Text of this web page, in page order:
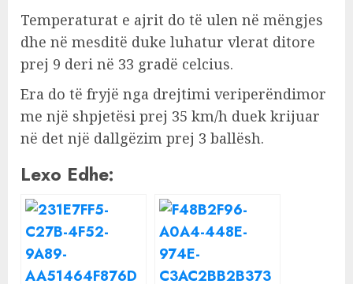
Temperaturat e ajrit do të ulen në mëngjes
dhe në mesditë duke luhatur vlerat ditore
prej 9 deri në 33 gradë celcius.
Era do të fryjë nga drejtimi veriperëndimor
me një shpjetësi prej 35 km/h duek krijuar
në det një dallgëzim prej 3 ballësh.
Lexo Edhe: